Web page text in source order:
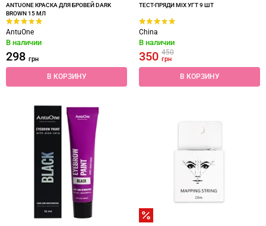
ANTUONE КРАСКА ДЛЯ БРОВЕЙ DARK
BROWN 15 МЛ
AntuOne
В наличии
298 грн
В КОРЗИНУ
ТЕСТ-ПРЯДИ MIX УГТ 9 ШТ
China
В наличии
350 450
грн
В КОРЗИНУ